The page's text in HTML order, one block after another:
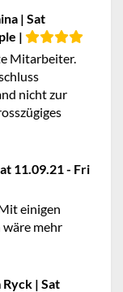
| Sat
|
Mitarbeiter.
nicht zur
11.09.21 - Fri
einigen
mehr
| Sat